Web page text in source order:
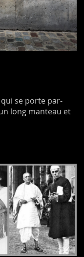
se porte par-
long manteau et